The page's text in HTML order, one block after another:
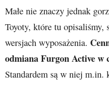
Małe nie znaczy jednak
Toyoty, które tu opisaliśmy,
wersjach wyposażenia.
odmiana Furgon Active w
Standardem są w niej m.in.